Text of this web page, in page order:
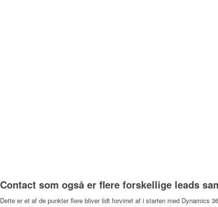
Contact som også er flere forskellige leads
Dette er et af de punkter flere bliver lidt forvirret af i starten med Dynamics